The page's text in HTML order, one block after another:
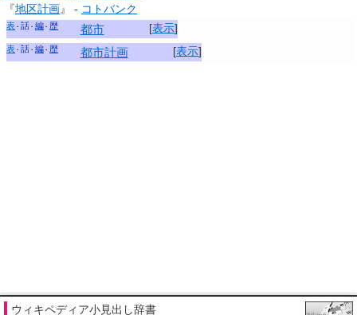
『地区計画』 - コトバンク
[表示]
表 話 編 歴 都市
[表示]
表 話 編 歴 都市計画
ウィキペディア小見出し辞書